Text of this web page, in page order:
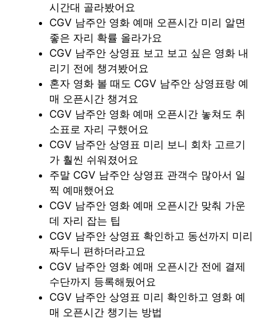
시간대 골라봤어요
CGV 남주안 영화 예매 오픈시간 미리 알면
좋은 자리 확률 올라가요
CGV 남주안 상영표 보고 보고 싶은 영화 내
리기 전에 챙겨봤어요
혼자 영화 볼 때도 CGV 남주안 상영표랑 예
매 오픈시간 챙겨요
CGV 남주안 영화 예매 오픈시간 놓쳐도 취
소표로 자리 구했어요
CGV 남주안 상영표 미리 보니 회차 고르기
가 훨씬 쉬워졌어요
주말 CGV 남주안 상영표 관객수 많아서 일
찍 예매했어요
CGV 남주안 영화 예매 오픈시간 맞춰 가운
데 자리 잡는 팁
CGV 남주안 상영표 확인하고 동선까지 미리
짜두니 편하더라고요
CGV 남주안 영화 예매 오픈시간 전에 결제
수단까지 등록해뒀어요
CGV 남주안 상영표 미리 확인하고 영화 예
매 오픈시간 챙기는 방법